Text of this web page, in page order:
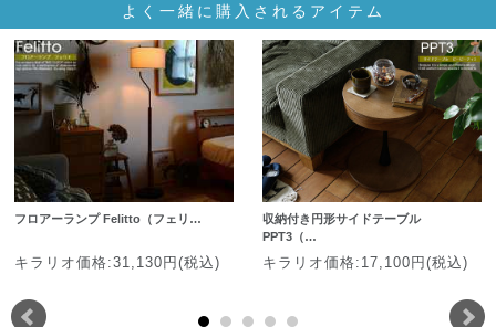
よく一緒に購入されるアイテム
フロアーランプ Felitto（フェリ…
キラリオ価格:31,130円(税込)
収納付き円形サイドテーブル
PPT3（…
キラリオ価格:17,100円(税込)